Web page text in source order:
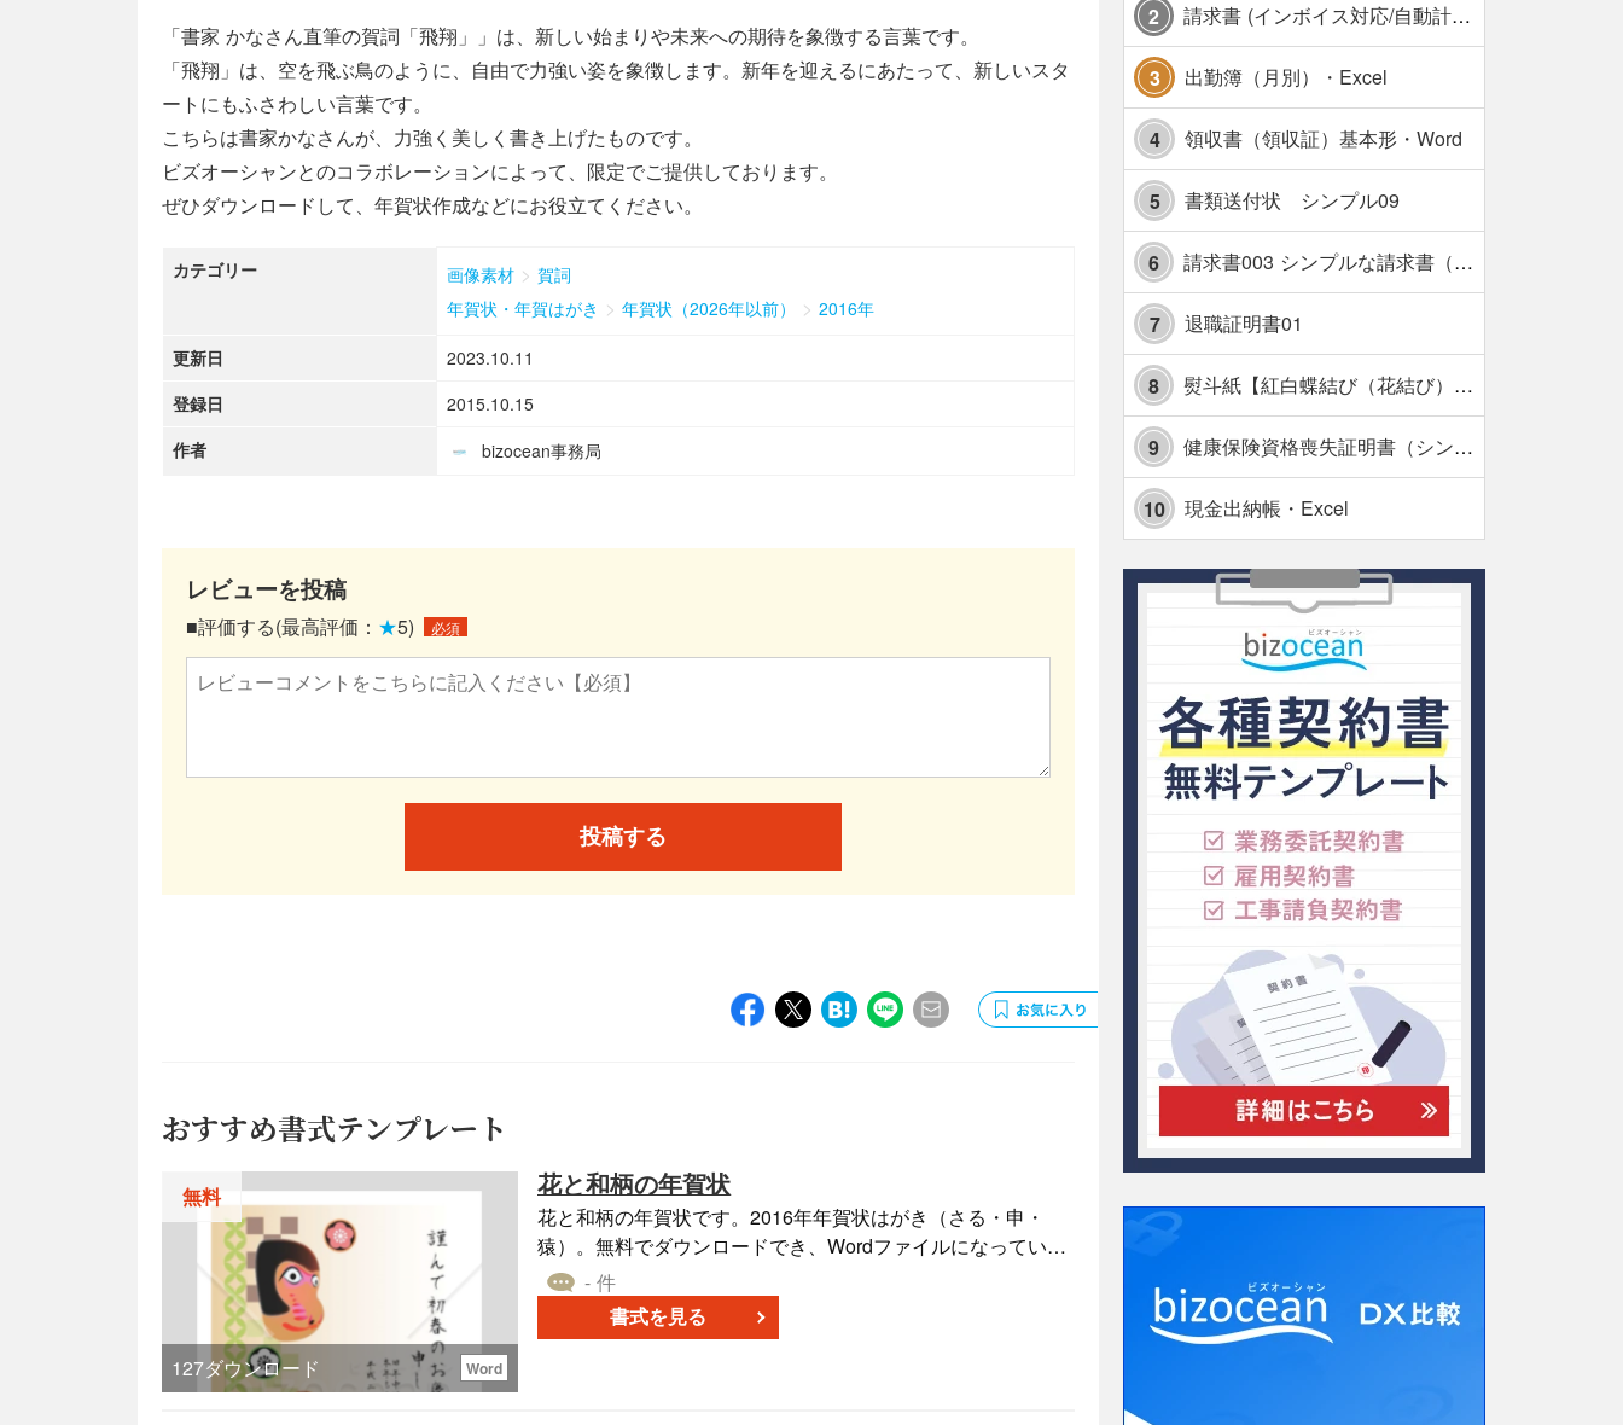
「​書家 かなさん直筆の賀詞「飛翔」」は、新しい始まりや未来への期待を象徴する言葉です。
「飛翔」は、空を飛ぶ鳥のように、自由で力強い姿を象徴します。新年を迎えるにあたって、新しいスタ
ートにもふさわしい言葉です。
こちらは書家かなさんが、力強く美しく書き上げたものです。
ビズオーシャンとのコラボレーションによって、限定でご提供しております。
ぜひダウンロードして、年賀状作成などにお役立てください。
カテゴリー 画像素材 > 賀詞
年賀状・年賀はがき > 年賀状（2026年以前） > 2016年
更新日
2023.10.11
登録日
2015.10.15
作者
bizocean事務局
レビューを投稿
■評価する(最高評価： ★5) 必須
投稿する
おすすめ書式テンプレート
無料
127ダウンロード Word
花と和柄の年賀状
花と和柄の年賀状です。2016年年賀状はがき（さる・申・
猿）。無料でダウンロードでき、Wordファイルになっている
ためそのまま印刷できます。
- 件
書式を見る
2 請求書 (インボイス対応/自動計算/A4 縦) カラー 使い方解説あり
3 出勤簿（月別）・Excel
4 領収書（領収証）基本形・Word
5 書類送付状 シンプル09
6 請求書003 シンプルな請求書（消費税10％対応）
7 退職証明書01
8 熨斗紙【紅白蝶結び（花結び）・水引7本】・Excel
9 健康保険資格喪失証明書（シンプル表形式版）・Excel【見本付き】
10 現金出納帳・Excel